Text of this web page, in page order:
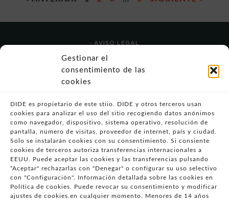
Gestionar el
consentimiento de las
cookies
DIDE es propietario de este stiio. DIDE y otros terceros usan
cookies para analizar el uso del sitio recogiendo datos anónimos
como navegador, dispositivo, sistema operativo, resolución de
pantalla, número de visitas, proveedor de internet, país y ciudad.
Solo se instalarán cookies con su consentimiento. Si consiente
cookies de terceros autoriza transferencias internacionales a
EEUU. Puede aceptar las cookies y las transferencias pulsando
“Aceptar" rechazarlas con "Denegar" o configurar su uso selectivo
con "Configuración". Información detallada sobre las cookies en
Política de cookies. Puede revocar su consentimiento y modificar
ajustes de cookies.en cualquier momento. Menores de 14 años
- AVISO LEGAL
- POLÍTICA DE USO
- POLÍTICA DE PRIVACIDAD
- POLÍTICA DE COOKIES (UE)
VULNERABILIDADES
- CONDICIONES PARTICULARES DE COMPRA
- GUÍA DE COMPRA
- GUÍA DE PRIVACIDAD
- DESISTIMIENTO
- ATENCIÓN AL CLIENTE